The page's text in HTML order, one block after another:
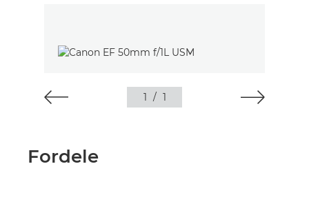
1 / 1
Fordele